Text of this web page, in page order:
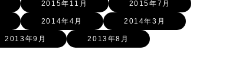
2015年11月 2015年7月
2014年4月 2014年3月
2013年9月 2013年8月